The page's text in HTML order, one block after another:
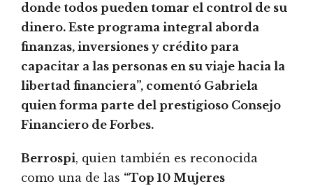
donde todos pueden tomar el control de su
dinero. Este programa integral aborda
finanzas, inversiones y crédito para
capacitar a las personas en su viaje hacia la
libertad financiera”, comentó Gabriela
quien forma parte del prestigioso Consejo
Financiero de Forbes.
Berrospi, quien también es reconocida
como una de las “Top 10 Mujeres